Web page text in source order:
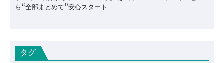
ら“全部まとめて”安心スタート
タグ